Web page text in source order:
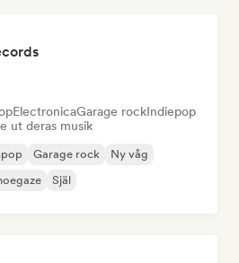
ElectronicaGarage rockIndiepop
ut deras musik
Garage rock
Ny våg
Själ